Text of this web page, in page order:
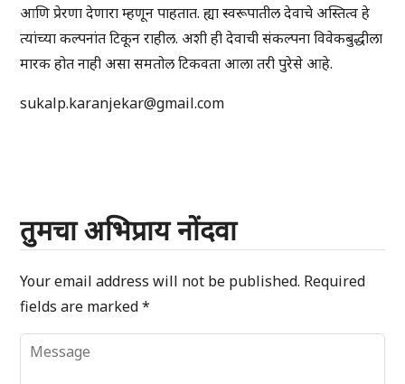
आणि प्रेरणा देणारा म्हणून पाहतात. ह्या स्वरूपातील देवाचे अस्तित्व हे
त्यांच्या कल्पनांत टिकून राहील. अशी ही देवाची संकल्पना विवेकबुद्धीला
मारक होत नाही असा समतोल टिकवता आला तरी पुरेसे आहे.
sukalp.karanjekar@gmail.com
तुमचा अभिप्राय नोंदवा
Your email address will not be published. Required
fields are marked*